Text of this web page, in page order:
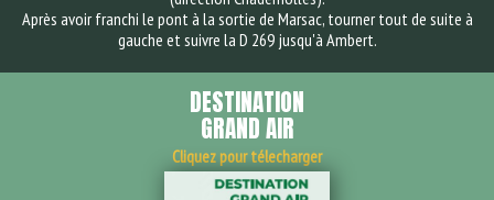
Après avoir franchi le pont à la sortie de Marsac, tourner tout de suite à
gauche et suivre la D 269 jusqu'à Ambert.
DESTINATION
GRAND AIR
Cliquez pour télecharger